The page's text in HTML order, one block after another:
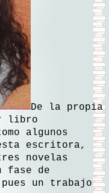
De la propia
libro
algunos
escritora,
novelas
fase de
un trabajo